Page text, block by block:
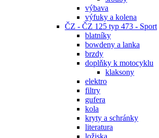
výbava
výfuky a kolena
ČZ - ČZ 125 typ 473 - Sport
blatníky
bowdeny a lanka
brzdy
doplňky k motocyklu
klaksony
elektro
filtry
gufera
kola
kryty a schránky
literatura
ložiska